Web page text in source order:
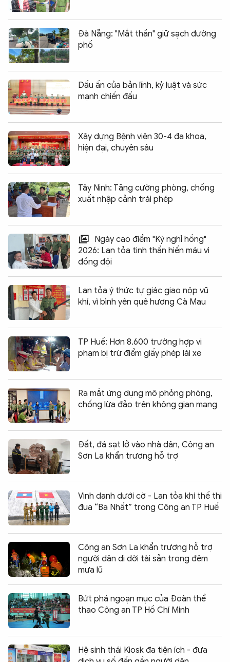
Đà Nẵng: "Mắt thần" giữ sạch đường
phố
Dấu ấn của bản lĩnh, kỷ luật và sức
mạnh chiến đấu
Xây dựng Bệnh viện 30-4 đa khoa,
hiện đại, chuyên sâu
Tây Ninh: Tăng cường phòng, chống
xuất nhập cảnh trái phép
Ngày cao điểm "Kỳ nghỉ hồng"
2026: Lan tỏa tinh thần hiến máu vì
đồng đội
Lan tỏa ý thức tự giác giao nộp vũ
khí, vì bình yên quê hương Cà Mau
TP Huế: Hơn 8.600 trường hợp vi
phạm bị trừ điểm giấy phép lái xe
Ra mắt ứng dụng mô phỏng phòng,
chống lừa đảo trên không gian mạng
Đất, đá sạt lở vào nhà dân, Công an
Sơn La khẩn trương hỗ trợ
Vinh danh dưới cờ - Lan tỏa khí thế thi
đua “Ba Nhất” trong Công an TP Huế
Công an Sơn La khẩn trương hỗ trợ
người dân di dời tài sản trong đêm
mưa lũ
Bứt phá ngoạn mục của Đoàn thể
thao Công an TP Hồ Chí Minh
Hệ sinh thái Kiosk đa tiện ích - đưa